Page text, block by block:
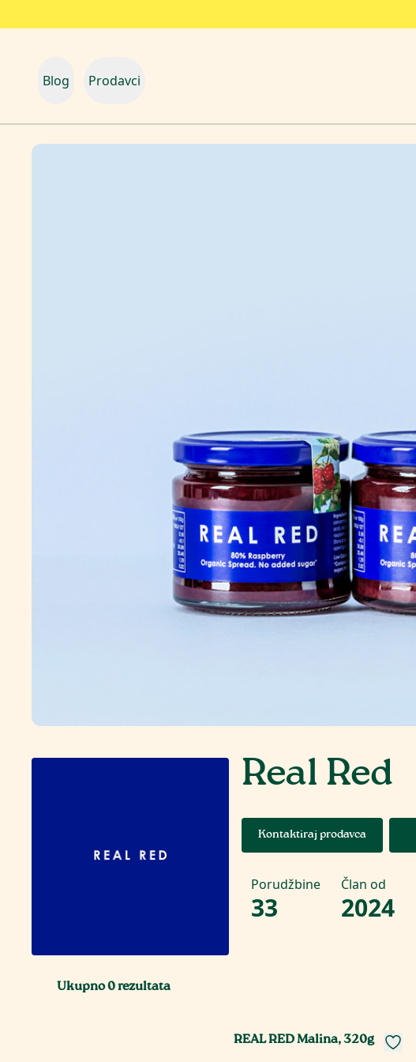
Blog Prodavci
Real Red
Kontaktiraj prodavca
Porudžbine
33
Član od
2024
Ukupno0rezultata
REAL RED Malina, 320g